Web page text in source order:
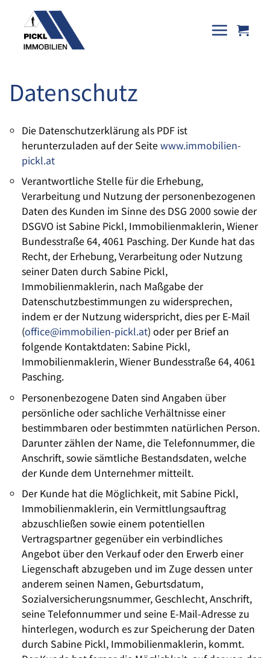
content
Datenschutz
Die Datenschutzerklärung als PDF ist
herunterzuladen auf der Seitewww.immobilien-
pickl.at
Verantwortliche Stelle für die Erhebung,
Verarbeitung und Nutzung der personenbezogenen
Daten des Kunden im Sinne des DSG 2000 sowie der
DSGVO ist Sabine Pickl, Immobilienmaklerin, Wiener
Bundesstraße 64, 4061 Pasching. Der Kunde hat das
Recht, der Erhebung, Verarbeitung oder Nutzung
seiner Daten durch Sabine Pickl,
Immobilienmaklerin, nach Maßgabe der
Datenschutzbestimmungen zu widersprechen,
indem er der Nutzung widerspricht, dies per E-Mail
(office@immobilien-pickl.at) oder per Brief an
folgende Kontaktdaten: Sabine Pickl,
Immobilienmaklerin, Wiener Bundesstraße 64, 4061
Pasching.
Personenbezogene Daten sind Angaben über
persönliche oder sachliche Verhältnisse einer
bestimmbaren oder bestimmten natürlichen Person.
Darunter zählen der Name, die Telefonnummer, die
Anschrift, sowie sämtliche Bestandsdaten, welche
der Kunde dem Unternehmer mitteilt.
Der Kunde hat die Möglichkeit, mit Sabine Pickl,
Immobilienmaklerin, ein Vermittlungsauftrag
abzuschließen sowie einem potentiellen
Vertragspartner gegenüber ein verbindliches
Angebot über den Verkauf oder den Erwerb einer
Liegenschaft abzugeben und im Zuge dessen unter
anderem seinen Namen, Geburtsdatum,
Sozialversicherungsnummer, Geschlecht, Anschrift,
seine Telefonnummer und seine E-Mail-Adresse zu
hinterlegen, wodurch es zur Speicherung der Daten
durch Sabine Pickl, Immobilienmaklerin, kommt.